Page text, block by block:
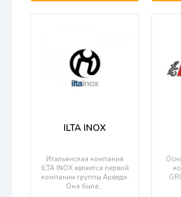
ILTA INOX
Итальянская компания
ILTA INOX является первой
компании группы Арведи.
Она была…